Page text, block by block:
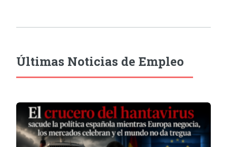
Últimas Noticias de Empleo